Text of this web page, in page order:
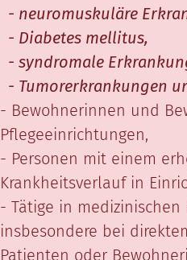
- neuromuskuläre
- Diabetes mellitus,
- syndromale
- Tumorerkrankungen
- Bewohnerinnen und
Pflegeeinrichtungen,
- Personen mit einem
Krankheitsverlauf in
- Tätige in
insbesondere bei
Patienten oder